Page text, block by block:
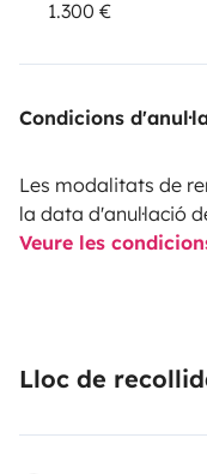
1.300 €
Condicions
Les modalitats de
la data d'anul·lació
Veure les
Lloc de